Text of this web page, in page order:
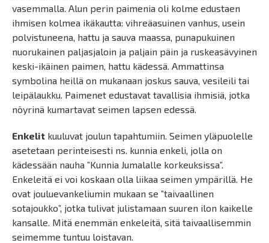
vasemmalla. Alun perin paimenia oli kolme edustaen
ihmisen kolmea ikäkautta: vihreäasuinen vanhus, usein
polvistuneena, hattu ja sauva maassa, punapukuinen
nuorukainen paljasjaloin ja paljain päin ja ruskeasävyinen
keski-ikäinen paimen, hattu kädessä. Ammattinsa
symbolina heillä on mukanaan joskus sauva, vesileili tai
leipälaukku. Paimenet edustavat tavallisia ihmisiä, jotka
nöyrinä kumartavat seimen lapsen edessä.
Enkelit kuuluvat joulun tapahtumiin. Seimen yläpuolelle
asetetaan perinteisesti ns. kunnia enkeli, jolla on
kädessään nauha ”Kunnia Jumalalle korkeuksissa”.
Enkeleitä ei voi koskaan olla liikaa seimen ympärillä. He
ovat jouluevankeliumin mukaan se ”taivaallinen
sotajoukko”, jotka tulivat julistamaan suuren ilon kaikelle
kansalle. Mitä enemmän enkeleitä, sitä taivaallisemmin
seimemme tuntuu loistavan.